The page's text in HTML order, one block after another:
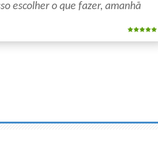
escolher o que fazer, amanhã